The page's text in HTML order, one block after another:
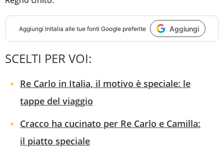
Aggiungi InItalia alle tue fonti Google preferite Aggiungi
SCELTI PER VOI:
Re Carlo in Italia, il motivo è speciale: le
tappe del viaggio
Cracco ha cucinato per Re Carlo e Camilla:
il piatto speciale